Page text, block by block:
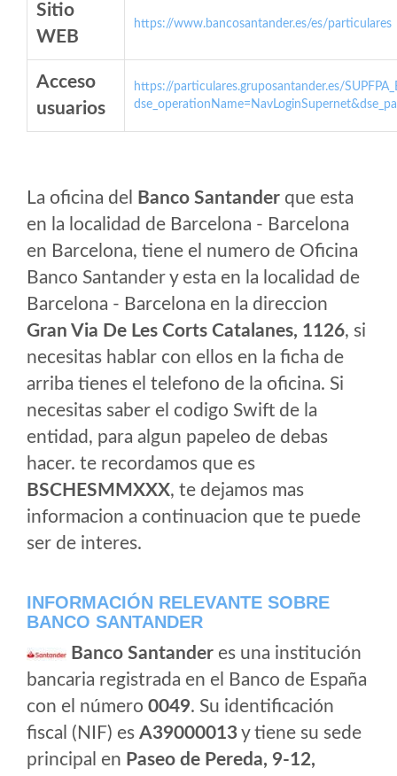
Sitio
WEB
https://www.bancosantander.es/es/particulares
Acceso
usuarios
https://particulares.gruposantander.es/
La oficina del Banco Santander que esta
en la localidad de Barcelona - Barcelona
en Barcelona, tiene el numero de Oficina
Banco Santander y esta en la localidad de
Barcelona - Barcelona en la direccion
Gran Via De Les Corts Catalanes, 1126, si
necesitas hablar con ellos en la ficha de
arriba tienes el telefono de la oficina. Si
necesitas saber el codigo Swift de la
entidad, para algun papeleo de debas
hacer. te recordamos que es
BSCHESMMXXX, te dejamos mas
informacion a continuacion que te puede
ser de interes.
INFORMACIÓN RELEVANTE SOBRE
BANCO SANTANDER
Banco Santander es una institución
bancaria registrada en el Banco de España
con el número 0049. Su identificación
fiscal (NIF) es A39000013y tiene su sede
principal en Paseo de Pereda, 9-12,